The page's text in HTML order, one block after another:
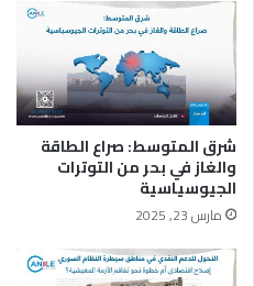
ل
ع
ر
ب
ي
ة
ا
ل
س
ع
و
د
د
ا
ل
ف
ا
ش
ي
ة
ا
ل
إ
ي
شرق المتوسط: صراع الطاقة
والغاز في بحر من التوترات
الجيوسياسية
مارس 23, 2025